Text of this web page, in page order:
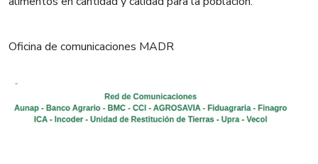
Oficina de comunicaciones MADR